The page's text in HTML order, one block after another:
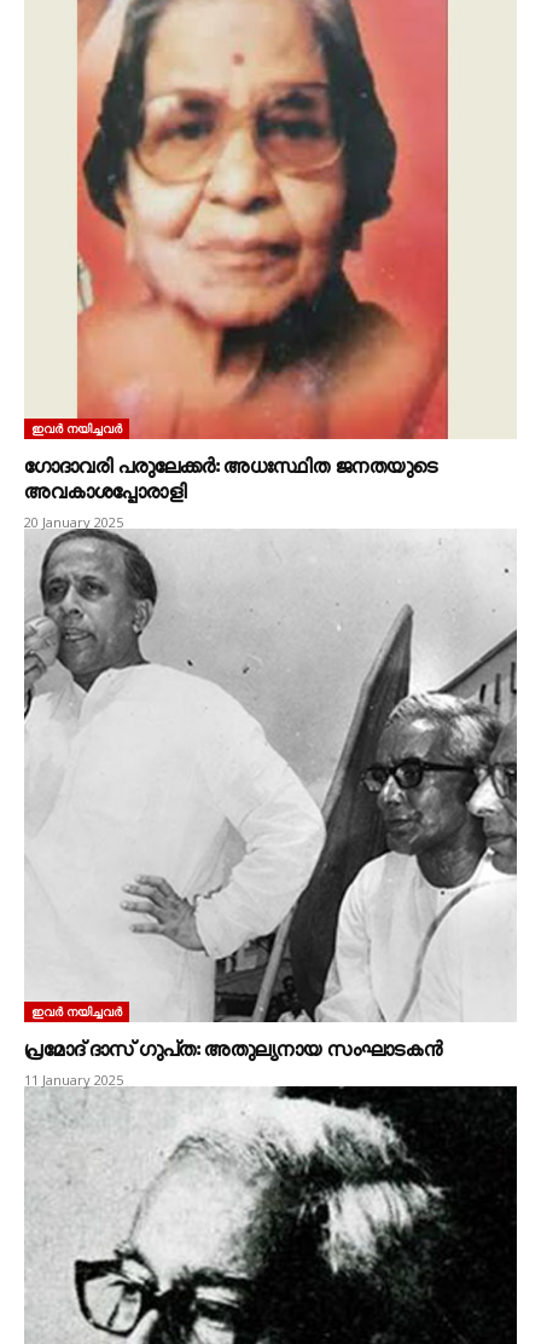
ഇവർ നയിച്ചവർ
ഗോദാവരി പരുലേക്കർ: അധഃസ്ഥിത ജനതയുടെ
അവകാശപ്പോരാളി
20 January 2025
ഇവർ നയിച്ചവർ
പ്രമോദ്‌ ദാസ്‌ ഗുപ്‌ത: അതുല്യനായ സംഘാടകൻ
11 January 2025